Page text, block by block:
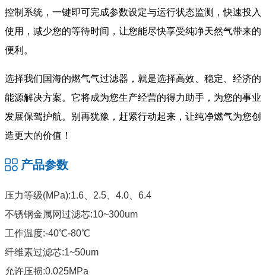
控制系统，一键即可完成参数设定与运行状态监测，快速投入
使用，减少您的等待时间，让您能尽快享受纯净天然气带来的
便利。
选择我们国海的燃气气过滤器，就是选择高效、稳定、经济的
能源解决方案。它将成为您生产经营的得力助手，为您的事业
发展保驾护航。别再犹豫，赶紧行动起来，让纯净燃气为您创
造更大的价值！
产品参数
压力等级(MPa):1.6、2.5、4.0、6.4
不锈钢金属网过滤芯:10~300um
工作温度:-40℃-80℃
纤维素过滤芯:1~50um
允许压损:0.025MPa